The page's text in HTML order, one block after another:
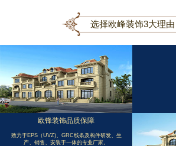
选择欧峰装饰3大理由
欧锋装饰品质保障
致力于EPS（UVZ)、GRC线条及构件研发、生
产、销售、安装于一体的专业厂家。